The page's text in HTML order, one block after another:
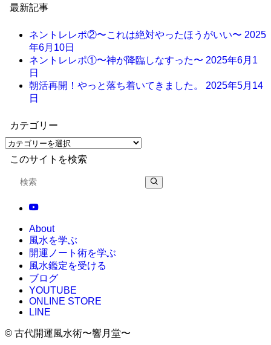
最新記事
ネントレレポ②〜これは絶対やったほうがいい〜 2025
年6月10日
ネントレレポ①〜神が降臨しなすった〜 2025年6月1
日
朝活再開！やっと落ち着いてきました。 2025年5月14
日
カテゴリー
このサイトを検索
About
風水を学ぶ
開運ノート術を学ぶ
風水鑑定を受ける
ブログ
YOUTUBE
ONLINE STORE
LINE
© 古代開運風水術〜響月堂〜